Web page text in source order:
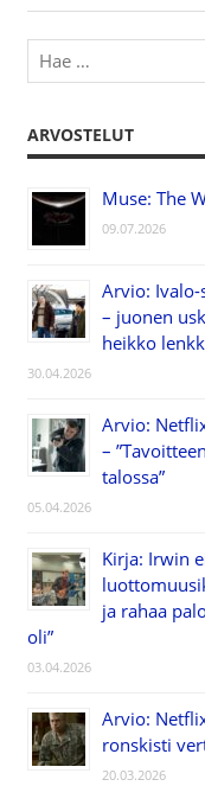
ARVOSTELUT
Muse: The
09.07.2026
Arvio: Ivalo-
– juonen
heikko
30.04.2026
Arvio:
–
talossa”
05.04.2026
Kirja: Irwin
ja rahaa
oli”
03.04.2026
Arvio:
ronskisti
20.03.2026